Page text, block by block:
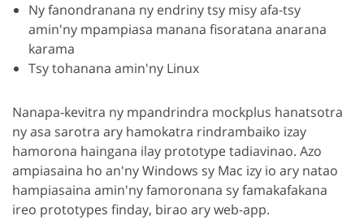
Ny fanondranana ny endriny tsy misy afa-tsy
amin'ny mpampiasa manana fisoratana anarana
karama
Tsy tohanana amin'ny Linux
Nanapa-kevitra ny mpandrindra mockplus hanatsotra
ny asa sarotra ary hamokatra rindrambaiko izay
hamorona haingana ilay prototype tadiavinao. Azo
ampiasaina ho an'ny Windows sy Mac izy io ary natao
hampiasaina amin'ny famoronana sy famakafakana
ireo prototypes finday, birao ary web-app.